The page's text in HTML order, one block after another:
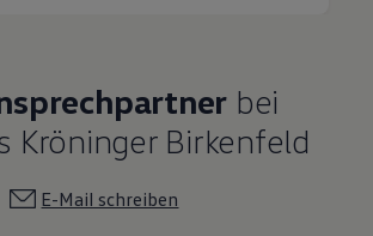
bei
Kröninger Birkenfeld
E-Mail schreiben